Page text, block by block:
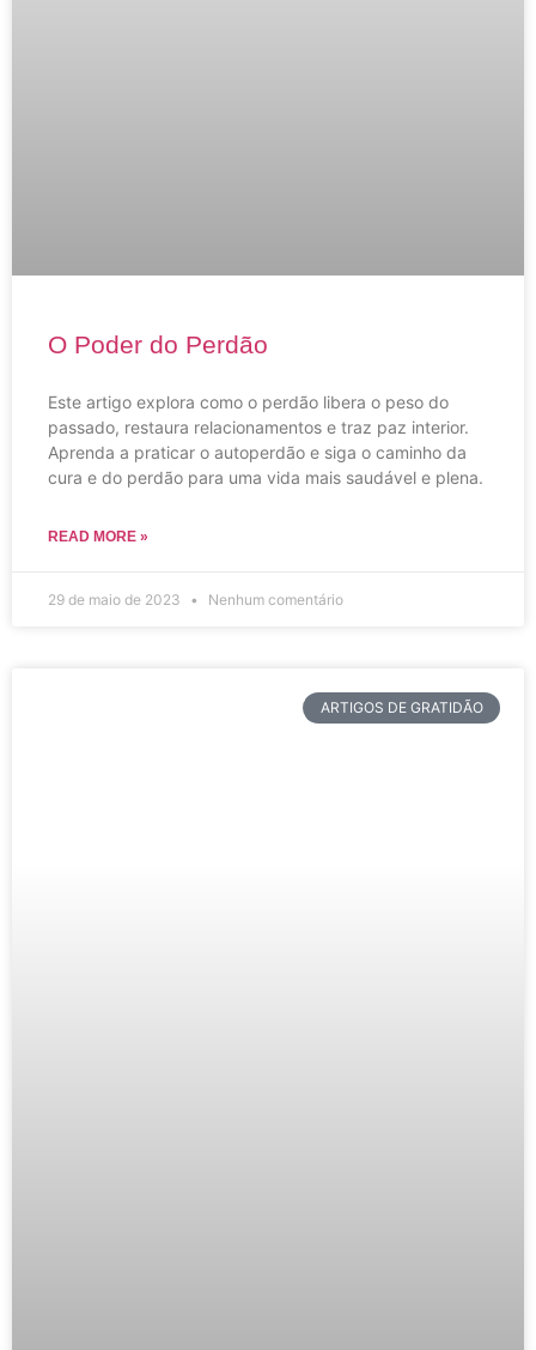
O Poder do Perdão​
Este artigo explora como o perdão libera o peso do
passado, restaura relacionamentos e traz paz interior.
Aprenda a praticar o autoperdão e siga o caminho da
cura e do perdão para uma vida mais saudável e plena.
READ MORE »
29 de maio de 2023 Nenhum comentário
ARTIGOS DE GRATIDÃO